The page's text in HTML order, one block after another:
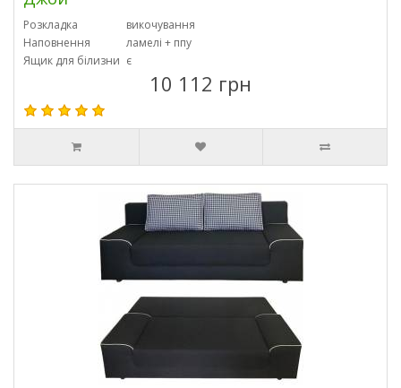
Розкладка
викочування
Наповнення
ламелі + ппу
Ящик для білизни є
10 112 грн